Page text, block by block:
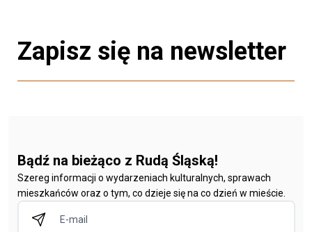
Zapisz się na newsletter
Bądź na bieżąco z Rudą Śląską!
Szereg informacji o wydarzeniach kulturalnych, sprawach
mieszkańców oraz o tym, co dzieje się na co dzień w mieście.